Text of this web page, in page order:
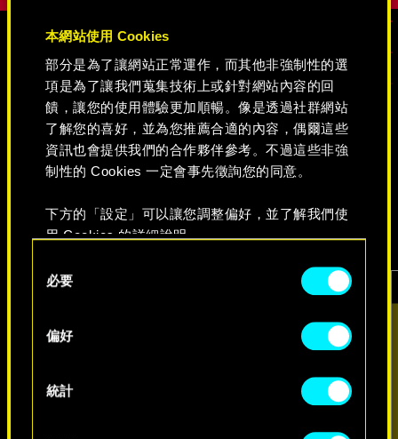
本網站使用 Cookies
部分是為了讓網站正常運作，而其他非強制性的選
項是為了讓我們蒐集技術上或針對網站內容的回
饋，讓您的使用體驗更加順暢。像是透過社群網站
了解您的喜好，並為您推薦合適的內容，偶爾這些
資訊也會提供我們的合作夥伴參考。不過這些非強
制性的 Cookies 一定會事先徵詢您的同意。
下方的「設定」可以讓您調整偏好，並了解我們使
用 Cookies 的詳細說明。
Selection
必要
偏好
統計
媒體
《電馭叛客 2077》
影片 遊戲擷圖 概念美術圖